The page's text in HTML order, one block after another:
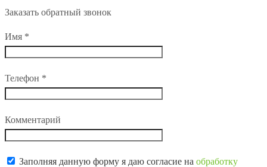
Заказать обратный звонок
Имя *
Телефон *
Комментарий
Заполняя данную форму я даю согласие на обработку